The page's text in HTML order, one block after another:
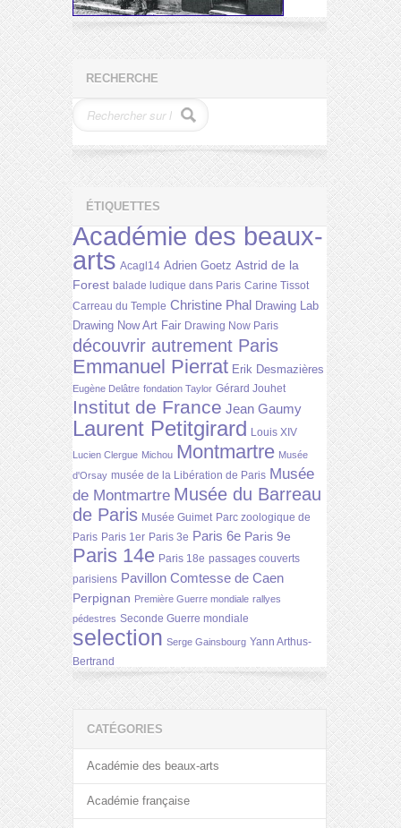
RECHERCHE
ÉTIQUETTES
Académie des beaux-
arts Acagl14 Adrien Goetz Astrid de la
Forest balade ludique dans Paris Carine Tissot
Carreau du Temple Christine Phal Drawing Lab
Drawing Now Art Fair Drawing Now Paris
découvrir autrement Paris
Emmanuel Pierrat Erik Desmazières
Eugène Delâtre fondation Taylor Gérard Jouhet
Institut de France Jean Gaumy
Laurent Petitgirard Louis XIV
Lucien Clergue Michou Montmartre Musée
d'Orsay musée de la Libération de Paris Musée
de Montmartre Musée du Barreau
de Paris Musée Guimet Parc zoologique de
Paris Paris 1er Paris 3e Paris 6e Paris 9e
Paris 14e Paris 18e passages couverts
parisiens Pavillon Comtesse de Caen
Perpignan Première Guerre mondiale rallyes
pédestres Seconde Guerre mondiale
selection Serge Gainsbourg Yann Arthus-
Bertrand
CATÉGORIES
Académie des beaux-arts
Académie française